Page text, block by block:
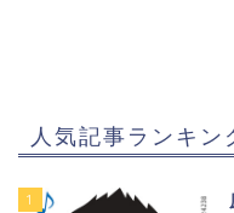
人気記事ランキン
1